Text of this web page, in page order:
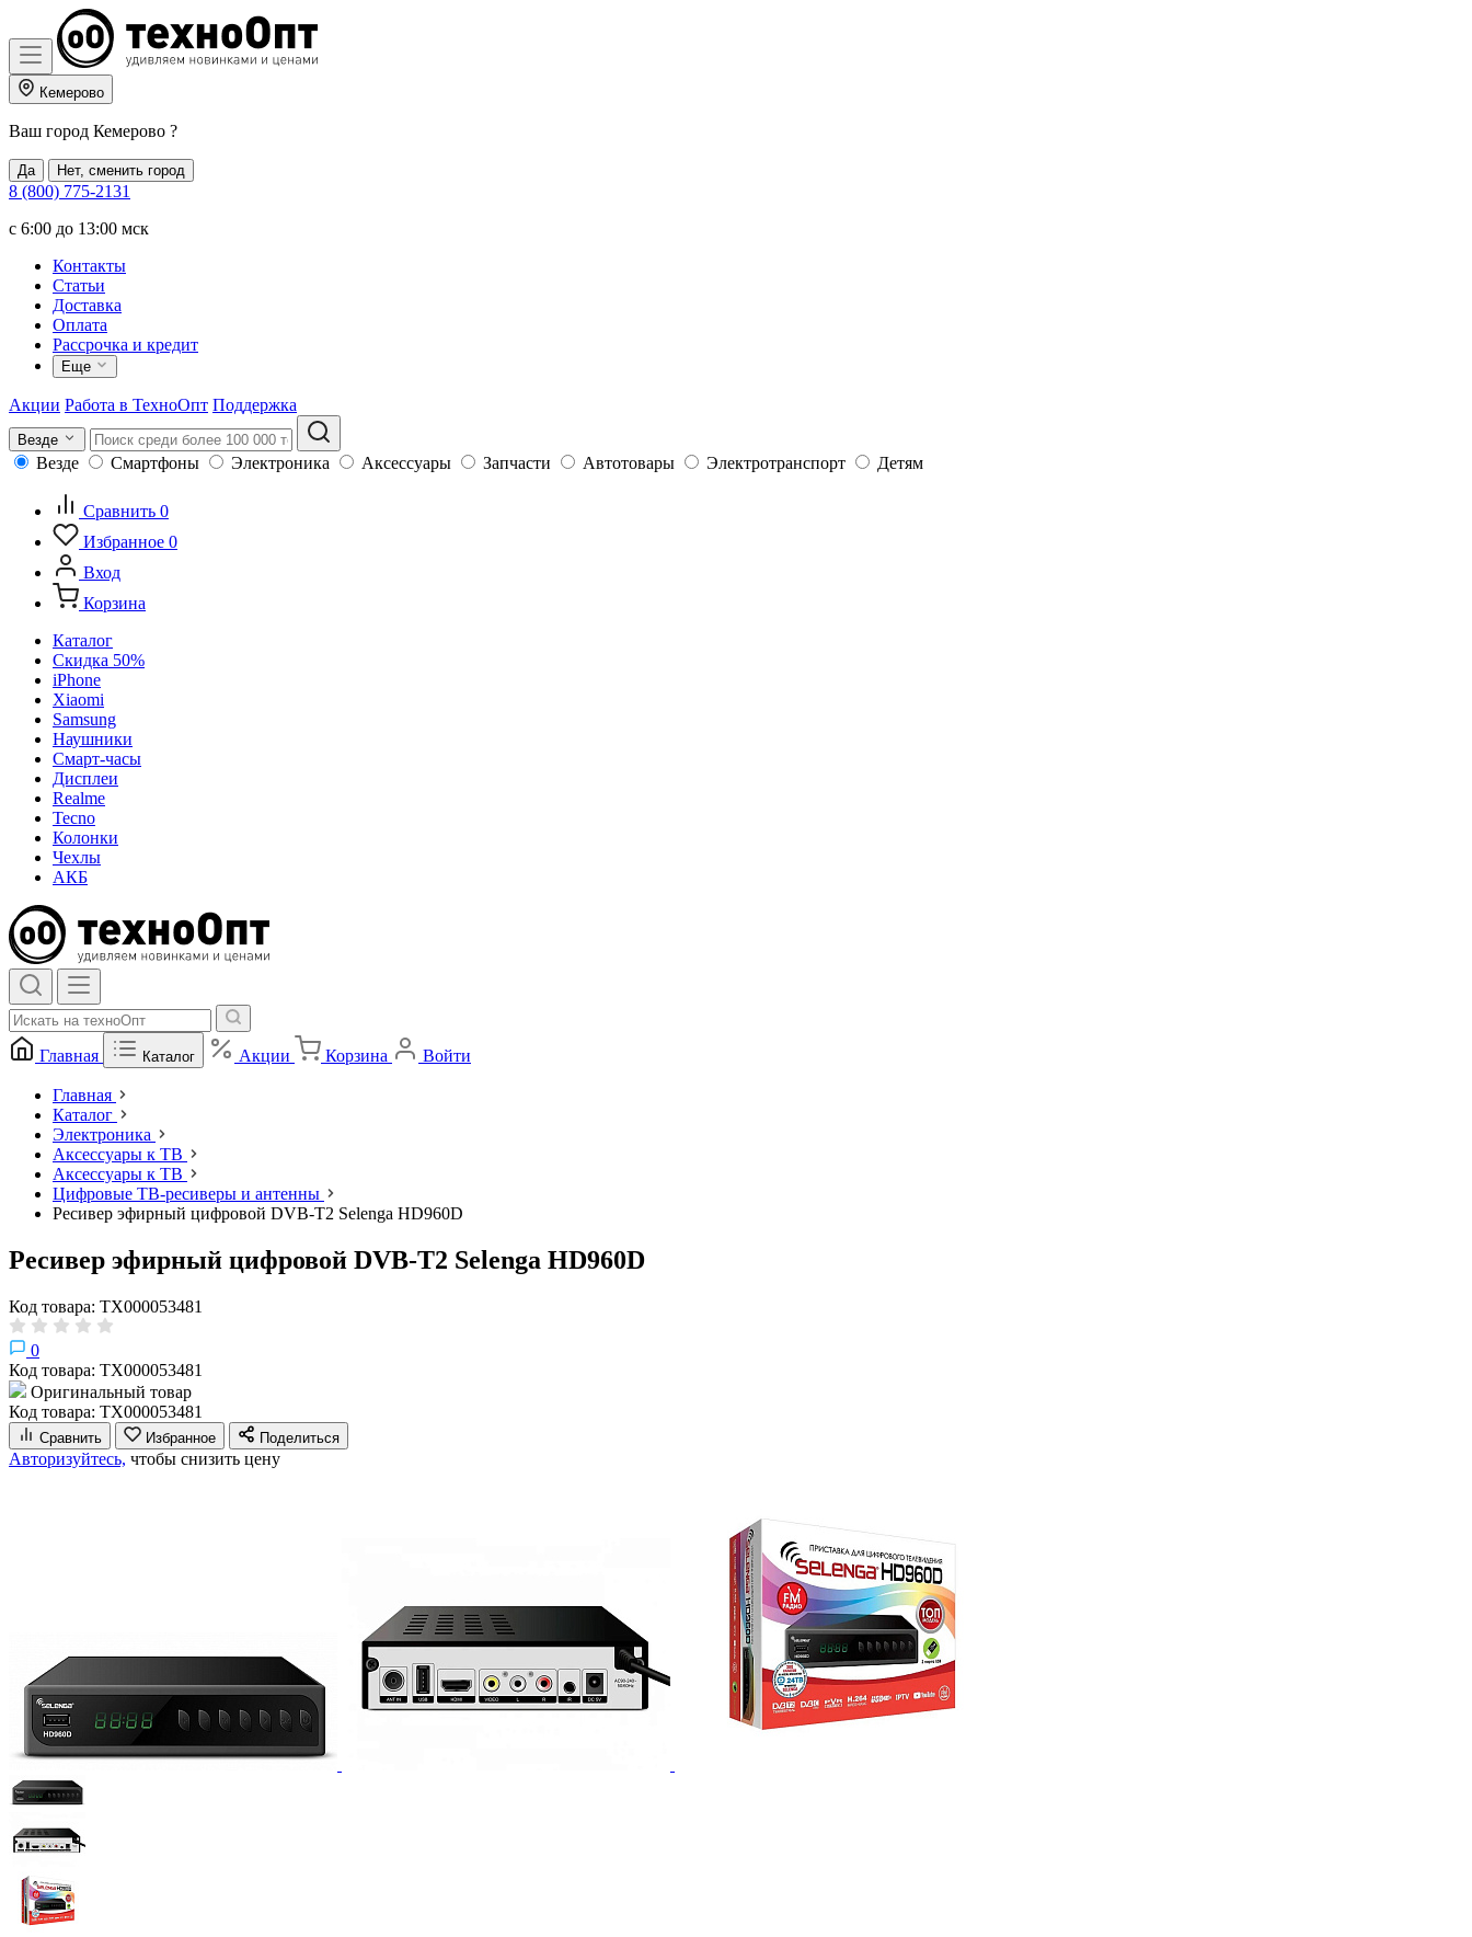
Кемерово
Ваш город Кемерово ?
Да Нет, сменить город
8 (800) 775-2131
c 6:00 до 13:00 мск
Контакты
Статьи
Доставка
Оплата
Рассрочка и кредит
Еще
Акции Работа в ТехноОпт Поддержка
Везде
Везде Смартфоны Электроника Аксессуары Запчасти Автотовары Электротранспорт Детям
Сравнить 0
Избранное 0
Вход
Корзина
Каталог
Скидка 50%
iPhone
Xiaomi
Samsung
Наушники
Смарт-часы
Дисплеи
Realme
Tecno
Колонки
Чехлы
АКБ
Главная Каталог Акции Корзина Войти
Главная
Каталог
Электроника
Аксессуары к ТВ
Аксессуары к ТВ
Цифровые ТВ-ресиверы и антенны
Ресивер эфирный цифровой DVB-T2 Selenga HD960D
Ресивер эфирный цифровой DVB-T2 Selenga HD960D
Код товара: ТХ000053481
0
Код товара: ТХ000053481
Оригинальный товар
Код товара: ТХ000053481
Сравнить Избранное Поделиться
Авторизуйтесь, чтобы снизить цену